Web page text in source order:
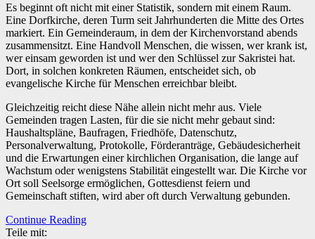
Es beginnt oft nicht mit einer Statistik, sondern mit einem Raum.
Eine Dorfkirche, deren Turm seit Jahrhunderten die Mitte des Ortes
markiert. Ein Gemeinderaum, in dem der Kirchenvorstand abends
zusammensitzt. Eine Handvoll Menschen, die wissen, wer krank ist,
wer einsam geworden ist und wer den Schlüssel zur Sakristei hat.
Dort, in solchen konkreten Räumen, entscheidet sich, ob
evangelische Kirche für Menschen erreichbar bleibt.
Gleichzeitig reicht diese Nähe allein nicht mehr aus. Viele
Gemeinden tragen Lasten, für die sie nicht mehr gebaut sind:
Haushaltspläne, Baufragen, Friedhöfe, Datenschutz,
Personalverwaltung, Protokolle, Förderanträge, Gebäudesicherheit
und die Erwartungen einer kirchlichen Organisation, die lange auf
Wachstum oder wenigstens Stabilität eingestellt war. Die Kirche vor
Ort soll Seelsorge ermöglichen, Gottesdienst feiern und
Gemeinschaft stiften, wird aber oft durch Verwaltung gebunden.
Continue Reading
Teile mit: